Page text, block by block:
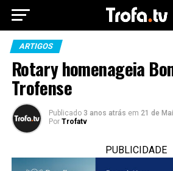
ARTIGOS
Rotary homenageia
Trofense
Publicado 3 anos atrás em 21 de
Por Trofatv
PUBLICIDADE